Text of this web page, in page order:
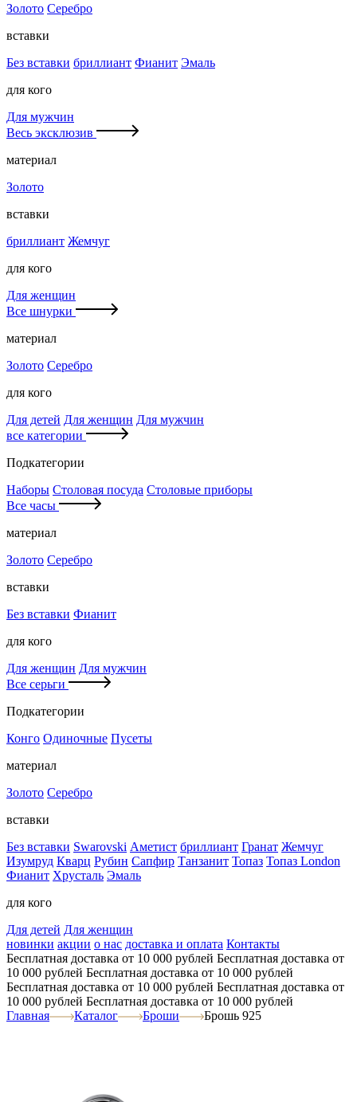
Золото Серебро
вставки
Без вставки бриллиант Фианит Эмаль
для кого
Для мужчин
Весь эксклюзив
материал
Золото
вставки
бриллиант Жемчуг
для кого
Для женщин
Все шнурки
материал
Золото Серебро
для кого
Для детей Для женщин Для мужчин
все категории
Подкатегории
Наборы Столовая посуда Столовые приборы
Все часы
материал
Золото Серебро
вставки
Без вставки Фианит
для кого
Для женщин Для мужчин
Все серьги
Подкатегории
Конго Одиночные Пусеты
материал
Золото Серебро
вставки
Без вставки Swarovski Аметист бриллиант Гранат Жемчуг
Изумруд Кварц Рубин Сапфир Танзанит Топаз Топаз London
Фианит Хрусталь Эмаль
для кого
Для детей Для женщин
новинки акции о нас доставка и оплата Контакты
Бесплатная доставка от 10 000 рублей Бесплатная доставка от
10 000 рублей Бесплатная доставка от 10 000 рублей
Бесплатная доставка от 10 000 рублей Бесплатная доставка от
10 000 рублей Бесплатная доставка от 10 000 рублей
Главная
Каталог Броши Брошь 925